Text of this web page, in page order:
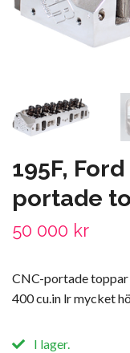
195F,
portade
50 000 kr
CNC-portade toppar
400 cu.in lr mycket
I lager.